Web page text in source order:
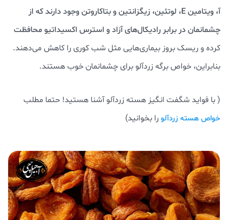
آ، ویتامین E، لوتئین، زیگزانتین و بتاکاروتن وجود دارند که از
چشمانمان در برابر رادیکال‌های آزاد و استرس اکسیداتیو محافظت
کرده و ریسک بروز بیماری‌هایی مثل شب کوری را کاهش می‌دهند.
بنابراین، خواص برگه زردآلو برای چشمانمان خوب هستند.
( با فواید شگفت انگیز هسته زردآلو آشنا هستید! حتما مطلب
خواص هسته زردآلو را بخوانید)